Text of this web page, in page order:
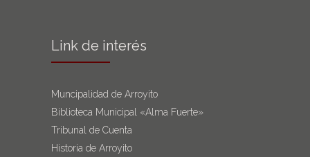
Link de interés
Muncipalidad de Arroyito
Biblioteca Municipal «Alma Fuerte»
Tribunal de Cuenta
Historia de Arroyito